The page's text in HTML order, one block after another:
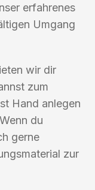
erfahrenes
Umgang
wir dir
zum
Hand anlegen
du
gerne
zur